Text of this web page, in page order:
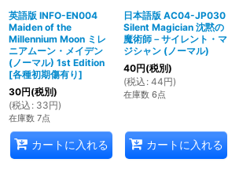
英語版 INFO-EN004
Maiden of the
Millennium Moon ミレ
ニアムーン・メイデン
(ノーマル) 1st Edition
[各種初期傷有り]
30円(税別)
(税込 : 33円)
在庫数 7点
カートに入れる
日本語版 AC04-JP030
Silent Magician 沈黙の
魔術師－サイレント・マ
ジシャン (ノーマル)
40円(税別)
(税込 : 44円)
在庫数 6点
カートに入れる